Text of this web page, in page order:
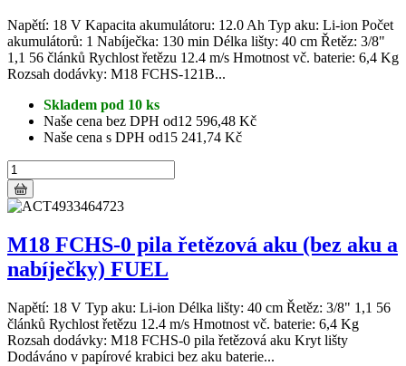
Napětí: 18 V Kapacita akumulátoru: 12.0 Ah Typ aku: Li-ion Počet
akumulátorů: 1 Nabíječka: 130 min Délka lišty: 40 cm Řetěz: 3/8"
1,1 56 článků Rychlost řetězu 12.4 m/s Hmotnost vč. baterie: 6,4 Kg
Rozsah dodávky: M18 FCHS-121B...
Skladem pod 10 ks
Naše cena bez DPH od12 596,48 Kč
Naše cena s DPH od15 241,74 Kč
M18 FCHS-0 pila řetězová aku (bez aku a
nabíječky) FUEL
Napětí: 18 V Typ aku: Li-ion Délka lišty: 40 cm Řetěz: 3/8" 1,1 56
článků Rychlost řetězu 12.4 m/s Hmotnost vč. baterie: 6,4 Kg
Rozsah dodávky: M18 FCHS-0 pila řetězová aku Kryt lišty
Dodáváno v papírové krabici bez aku baterie...